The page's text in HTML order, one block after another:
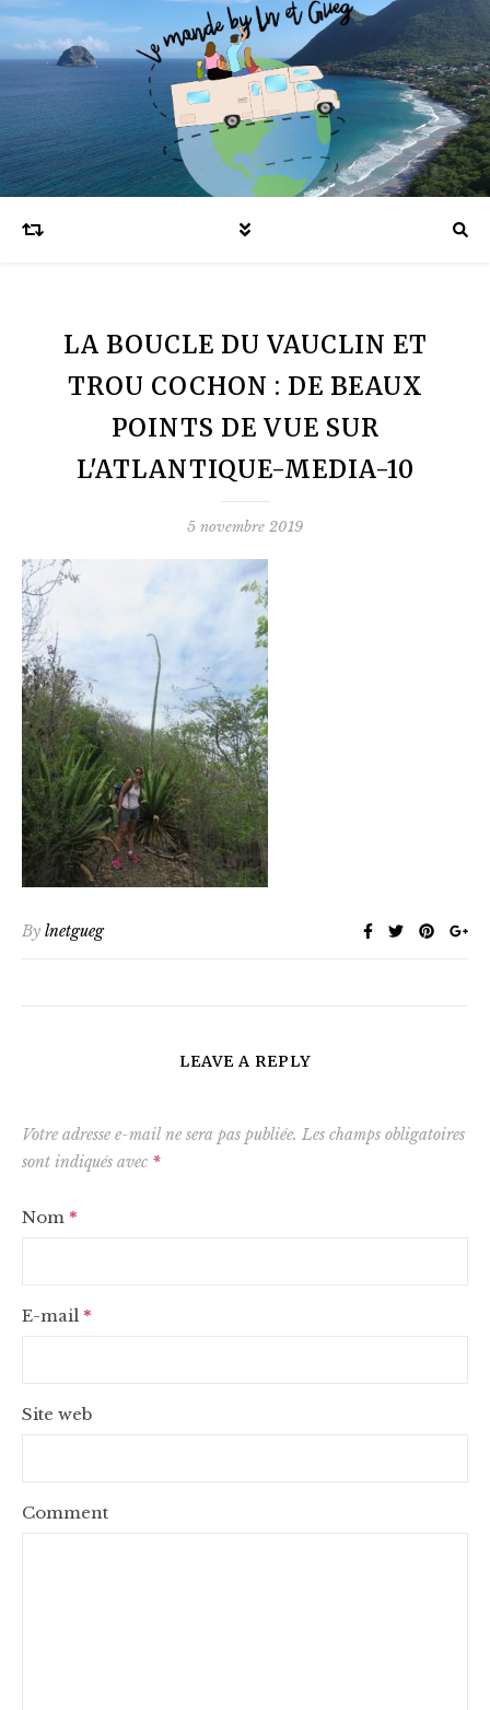
Blog voyages en famille et expatriation
LA BOUCLE DU VAUCLIN ET
TROU COCHON : DE BEAUX
POINTS DE VUE SUR
L'ATLANTIQUE-MEDIA-10
5 novembre 2019
By lnetgueg
LEAVE A REPLY
Votre adresse e-mail ne sera pas publiée. Les champs obligatoires
sont indiqués avec *
Nom *
E-mail *
Site web
Comment